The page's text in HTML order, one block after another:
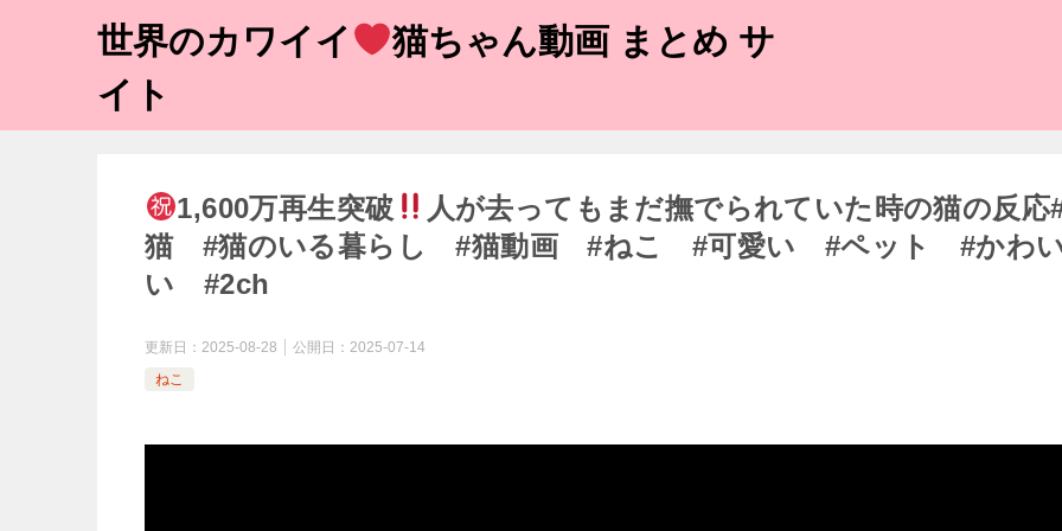
世界のカワイイ
猫ちゃん動画 まとめ サ
イト
1,600万再生突破
人が去ってもまだ撫でられていた時の猫の反応
猫 #猫のいる暮らし #猫動画 #ねこ #可愛い #ペット #かわ
い #2ch
更新日： 2025-08-28 公開日： 2025-07-14
ねこ